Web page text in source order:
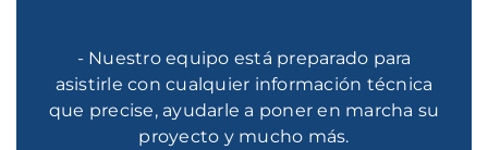
- Nuestro equipo está preparado para
asistirle con cualquier información técnica
que precise, ayudarle a poner en marcha su
proyecto y mucho más.